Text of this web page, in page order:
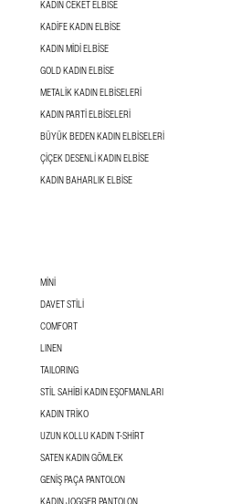
KADIN CEKET ELBISE
KADIFE KADIN ELBISE
KADIN MIDI ELBISE
GOLD KADIN ELBISE
METALIK KADIN ELBISELERI
KADIN PARTI ELBISELERI
BÜYÜK BEDEN KADIN ELBISELERI
ÇIÇEK DESENLI KADIN ELBISE
KADIN BAHARLIK ELBISE
MINI
DAVET STILI
COMFORT
LINEN
TAILORING
STIL SAHIBI KADIN EŞOFMANLARI
KADIN TRIKO
UZUN KOLLU KADIN T-SHIRT
SATEN KADIN GÖMLEK
GENIŞ PAÇA PANTOLON